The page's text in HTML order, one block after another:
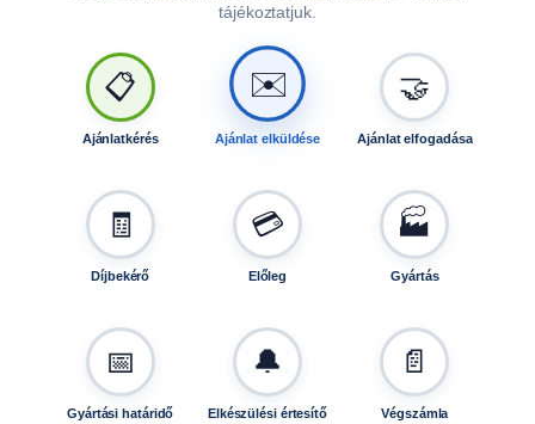
tájékoztatjuk.
📋
Ajánlatkérés
✉️
Ajánlat elküldése
🤝
Ajánlat elfogadása
🧾
Díjbekérő
💳
Előleg
🏭
Gyártás
📅
Gyártási határidő
🔔
Elkészülési értesítő
📄
Végszámla